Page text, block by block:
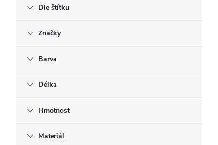
Dle štítku
Značky
Barva
Délka
Hmotnost
Materiál